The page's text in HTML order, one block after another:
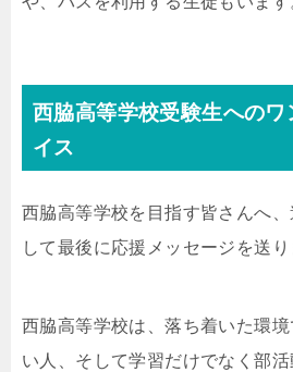
西脇高等学校受験生への
イス
西脇高等学校を目指す皆さんへ
して最後に応援メッセージを送り
西脇高等学校は、落ち着いた環
い人、そして学習だけでなく部